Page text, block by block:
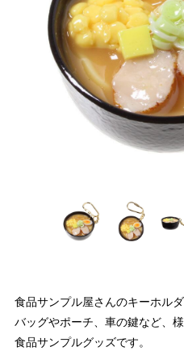
食品サンプル屋さんのキーホルダ
バッグやポーチ、車の鍵など、
食品サンプルグッズです。